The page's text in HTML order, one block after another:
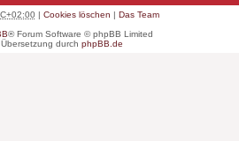
| Cookies löschen | Das Team
® Forum Software © phpBB Limited
durch phpBB.de